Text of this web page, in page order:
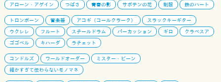
アローン・アゲイン
つばさ 青春の影 サボテンの花 制服 鉄のハート
トロンボーン 管楽器 アコギ（コールクラーク）
スラックキーギター
ウクレレ
フルート スチールドラム パーカッション ギロ
クラベスア
ゴゴベル
キハーダ ラチェット
コンドルズ ワールドオーダー
ミスター・ビーン
細かすぎて伝わらないモノマネ